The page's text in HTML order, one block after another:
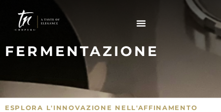
FERMENTAZIONE
ESPLORA L'INNOVAZIONE NELL'AFFINAMENTO